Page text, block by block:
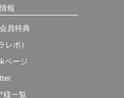
報
員特典
レポ）
ページ
様一覧